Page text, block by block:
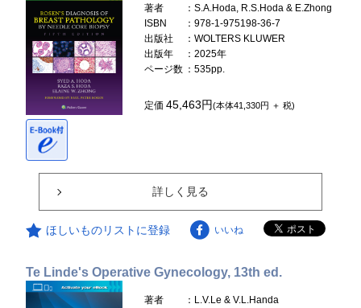
著者
：S.A.Hoda, R.S.Hoda & E.Zhong
ISBN
：978-1-975198-36-7
出版社
：WOLTERS KLUWER
出版年
：2025年
ページ数 ：535pp.
定価45,463円(本体41,330円 ＋ 税)
詳しく見る
ほしいものリストに登録 いいね
Te Linde's Operative Gynecology, 13th ed.
著者
：L.V.Le & V.L.Handa